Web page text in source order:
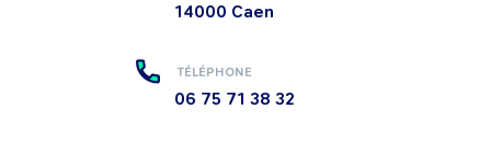
14000 Caen
TÉLÉPHONE
06 75 71 38 32